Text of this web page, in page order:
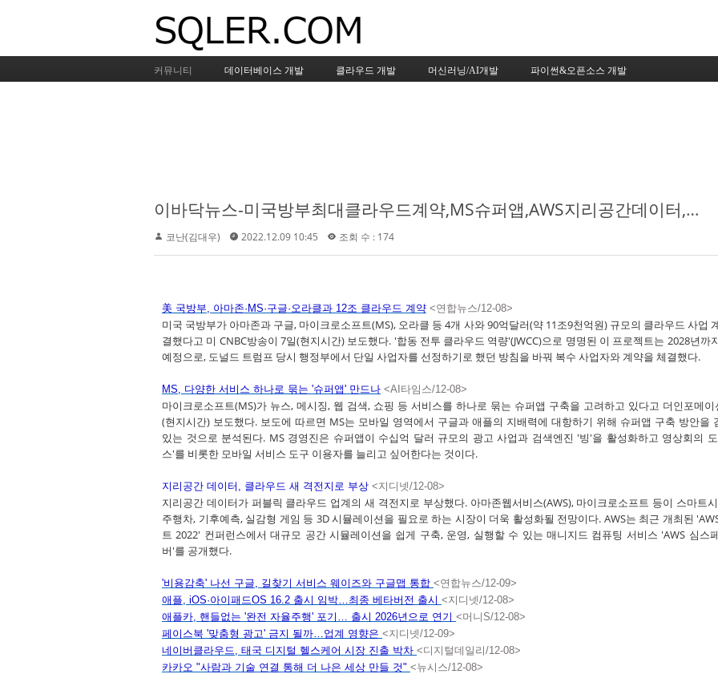
커뮤니티 데이터베이스 개발 클라우드 개발 머신러닝/AI개발 파이썬&오픈소스 개발
이바닥뉴스-미국방부최대클라우드계약,MS슈퍼앱,AWS지리공간데이터,애플카완전자율주행,페이스북맞춤광고금지
코난(김대우) 2022.12.09 10:45 조회 수 : 174
美 국방부, 아마존· MS·구글·오라클과 12조 클라우드 계약 <연합뉴스/12-08>
미국 국방부가 아마존과 구글, 마이크로소프트(MS), 오라클 등 4개 사와 90억달러(약 11조9천억원) 규모의 클라우드 사업
결했다고 미 CNBC방송이 7일(현지시간) 보도했다. '합동 전투 클라우드 역량'(JWCC)으로 명명된 이 프로젝트는 2028년까
예정으로, 도널드 트럼프 당시 행정부에서 단일 사업자를 선정하기로 했던 방침을 바꿔 복수 사업자와 계약을 체결했다.
MS, 다양한 서비스 하나로 묶는 '슈퍼앱' 만드나 <AI타임스/12-08>
마이크로소프트(MS)가 뉴스, 메시징, 웹 검색, 쇼핑 등 서비스를 하나로 묶는 슈퍼앱 구축을 고려하고 있다고 더인포메이
(현지시간) 보도했다. 보도에 따르면 MS는 모바일 영역에서 구글과 애플의 지배력에 대항하기 위해 슈퍼앱 구축 방안을
있는 것으로 분석된다. MS 경영진은 슈퍼앱이 수십억 달러 규모의 광고 사업과 검색엔진 '빙'을 활성화하고 영상회의
스'를 비롯한 모바일 서비스 도구 이용자를 늘리고 싶어한다는 것이다.
지리공간 데이터 , 클라우드 새 격전지로 부상 <지디넷/12-08>
지리공간 데이터가 퍼블릭 클라우드 업계의 새 격전지로 부상했다. 아마존웹서비스(AWS), 마이크로소프트 등이 스마트
주행차, 기후예측, 실감형 게임 등 3D 시뮬레이션을 필요로 하는 시장이 더욱 활성화될 전망이다. AWS는 최근 개최된
트 2022' 컨퍼런스에서 대규모 공간 시뮬레이션을 쉽게 구축, 운영, 실행할 수 있는 매니지드 컴퓨팅 서비스 'AWS 심스
버'를 공개했다.
'비용감축' 나선 구글, 길찾기 서비스 웨이즈와 구글맵 통합 <연합뉴스/12-09>
애플, iOS·아이패드OS 16.2 출시 임박…최종 베타버전 출시 <지디넷/12-08>
애플카, 핸들없는 '완전 자율주행' 포기… 출시 2026년으로 연기 <머니S/12-08>
페이스북 '맞춤형 광고' 금지 될까…업계 영향은 <지디넷/12-09>
네이버클라우드, 태국 디지털 헬스케어 시장 진출 박차 <디지털데일리/12-08>
카카오 "사람과 기술 연결 통해 더 나은 세상 만들 것" <뉴시스/12-08>